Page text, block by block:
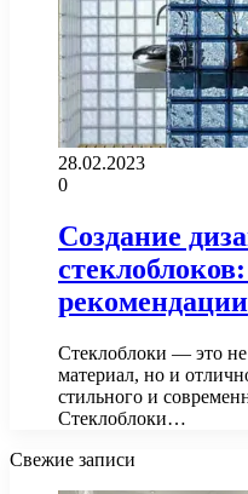
28.02.2023
0
Создание
рекомендации
Стеклоблоки — это
материал, но и
стильного и
Стеклоблоки…
Свежие записи